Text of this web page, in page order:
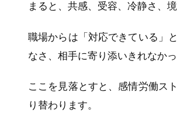
まると、共感、受容、冷静さ、
職場からは「対応できている」
なさ、相手に寄り添いきれなか
ここを見落とすと、感情労働ス
り替わります。